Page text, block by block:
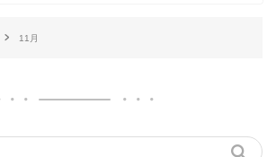
11月